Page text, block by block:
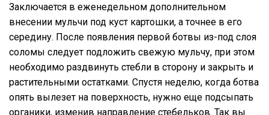
Заключается в еженедельном дополнительном
внесении мульчи под куст картошки, а точнее в его
середину. После появления первой ботвы из-под слоя
соломы следует подложить свежую мульчу, при этом
необходимо раздвинуть стебли в сторону и закрыть и
растительными остатками. Спустя неделю, когда ботва
опять вылезет на поверхность, нужно еще подсыпать
органики, изменив направление стебельков. Так вы